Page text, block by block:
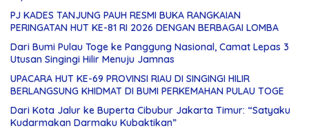
PJ KADES TANJUNG PAUH RESMI BUKA RANGKAIAN
PERINGATAN HUT KE-81 RI 2026 DENGAN BERBAGAI LOMBA
Dari Bumi Pulau Toge ke Panggung Nasional, Camat Lepas 3
Utusan Singingi Hilir Menuju Jamnas
UPACARA HUT KE-69 PROVINSI RIAU DI SINGINGI HILIR
BERLANGSUNG KHIDMAT DI BUMI PERKEMAHAN PULAU TOGE
Dari Kota Jalur ke Buperta Cibubur Jakarta Timur: “Satyaku
Kudarmakan Darmaku Kubaktikan”